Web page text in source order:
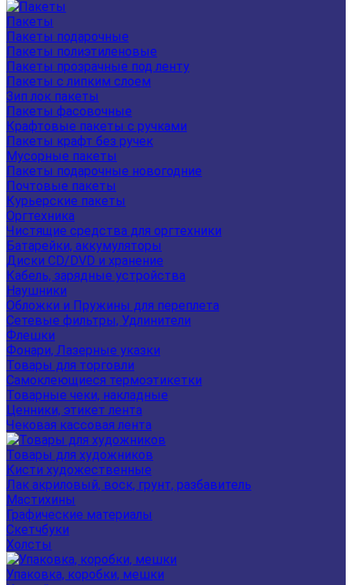
Пакеты
Пакеты подарочные
Пакеты полиэтиленовые
Пакеты прозрачные под ленту
Пакеты с липким слоем
Зип лок пакеты
Пакеты фасовочные
Крафтовые пакеты с ручками
Пакеты крафт без ручек
Мусорные пакеты
Пакеты подарочные новогодние
Почтовые пакеты
Курьерские пакеты
Оргтехника
Чистящие средства для оргтехники
Батарейки, аккумуляторы
Диски CD/DVD и хранение
Кабель, зарядные устройства
Наушники
Обложки и Пружины для переплета
Сетевые фильтры, Удлинители
Флешки
Фонари, Лазерные указки
Товары для торговли
Самоклеющиеся термоэтикетки
Товарные чеки, накладные
Ценники, этикет лента
Чековая кассовая лента
Товары для художников
Кисти художественные
Лак акриловый, воск, грунт, разбавитель
Мастихины
Графические материалы
Скетчбуки
Холсты
Упаковка, коробки, мешки